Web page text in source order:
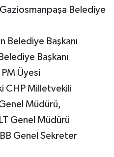
Belediye
Belediye Başkanı
Başkanı
Üyesi
CHP Milletvekili
Müdürü,
Genel Müdürü
Genel Sekreter